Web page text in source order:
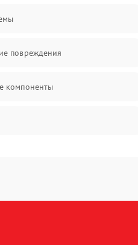
повреждения
компоненты